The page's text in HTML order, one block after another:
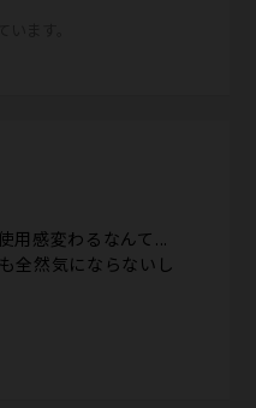
用感変わるなんて...
全然気にならないし